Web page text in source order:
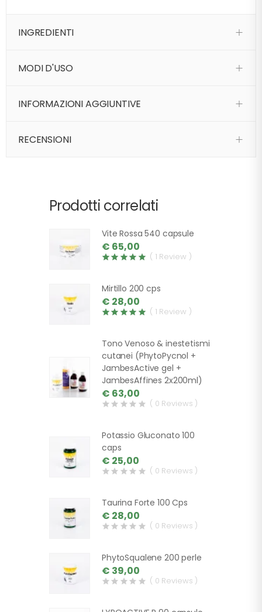
INGREDIENTI
MODI D'USO
INFORMAZIONI AGGIUNTIVE
RECENSIONI
Prodotti correlati
Vite Rossa 540 capsule
€ 65,00
( 1 Review )
Mirtillo 200 cps
€ 28,00
( 1 Review )
Tono Venoso & inestetismi
cutanei (PhytoPycnol +
JambesActive gel +
JambesAffines 2x200ml)
€ 63,00
( 0 Reviews )
Potassio Gluconato 100
caps
€ 25,00
( 0 Reviews )
Taurina Forte 100 Cps
€ 28,00
( 0 Reviews )
PhytoSqualene 200 perle
€ 39,00
( 0 Reviews )